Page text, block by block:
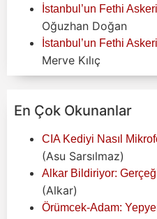
İstanbul’un Fethi
Oğuzhan Doğan
İstanbul’un Fethi
Merve Kılıç
En Çok Okunanlar
CIA Kediyi Nasıl
(Asu Sarsılmaz)
Alkar Bildiriyor:
(Alkar)
Örümcek-Adam: